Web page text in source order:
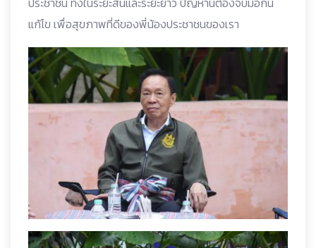
แก้ไข เพื่อสุขภาพที่ดีของพี่น้องประชาชนของเรา